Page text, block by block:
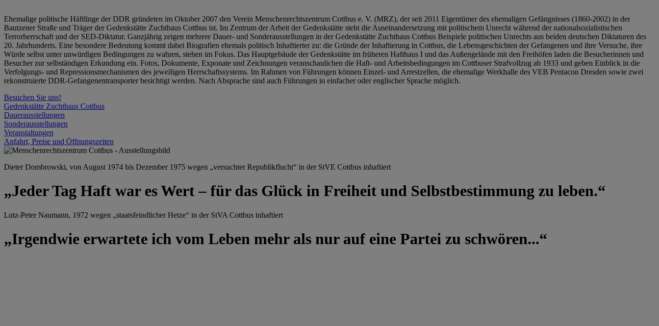
Ehemalige politische Häftlinge der DDR gründeten im Oktober 2007 den Verein Menschenrechtszentrum Cottbus e. V. (MRZ), der seit 2011 Eigentümer des ehemaligen Gefängnisses (1860-2002) in der
Bautzener Straße und Träger der Gedenkstätte Zuchthaus Cottbus ist. Im Zentrum der Arbeit der Gedenkstätte steht die Auseinandersetzung mit politischem Unrecht während der nationalsozialistischen
Terrorherrschaft und der SED-Diktatur. Ganzjährig zeigen mehrere Dauer- und Sonderausstellungen in der Gedenkstätte Zuchthaus Cottbus Beispiele politischen Unrechts aus beiden deutschen Diktaturen des
20. Jahrhunderts. Eine besondere Bedeutung kommt dabei Biografien ehemals politisch Inhaftierter zu: die Gründe der Inhaftierung in Cottbus, die Lebensgeschichten der Gefangenen und ihre Versuche, ihre
Würde selbst unter unwürdigen Bedingungen zu wahren, stehen im Fokus. Das Hauptgebäude der Gedenkstätte im früheren Hafthaus I und das Außengelände mit den Freihöfen laden die Besucherinnen und
Besucher zur selbständigen Erkundung ein. Fotos, Dokumente, Exponate und Zeichnungen veranschaulichen die Haft- und Arbeitsbedingungen im Cottbuser Strafvollzug ab 1933 und geben Einblick in die
Verfolgungs- und Repressionsmechanismen des jeweiligen Herrschaftssystems. Im Rahmen von Führungen können Einzel- und Arrestzellen, die ehemalige Werkhalle des VEB Pentacon Dresden sowie zwei
rekonstruierte DDR-Gefangenentransporter besichtigt werden. Nach Absprache sind auch Führungen in einfacher oder englischer Sprache möglich.
Besuchen Sie uns!
Gedenkstätte Zuchthaus Cottbus
Dauerausstellungen
Sonderausstellungen
Veranstaltungen
Anfahrt, Preise und Öffnungszeiten
Dieter Dombrowski, von August 1974 bis Dezember 1975 wegen „versuchter Republikflucht“ in der StVE Cottbus inhaftiert
„Jeder Tag Haft war es Wert – für das Glück in Freiheit und Selbstbestimmung zu leben.“
Lutz-Peter Naumann, 1972 wegen „staatsfeindlicher Hetze“ in der StVA Cottbus inhaftiert
„Irgendwie erwartete ich vom Leben mehr als nur auf eine Partei zu schwören...“